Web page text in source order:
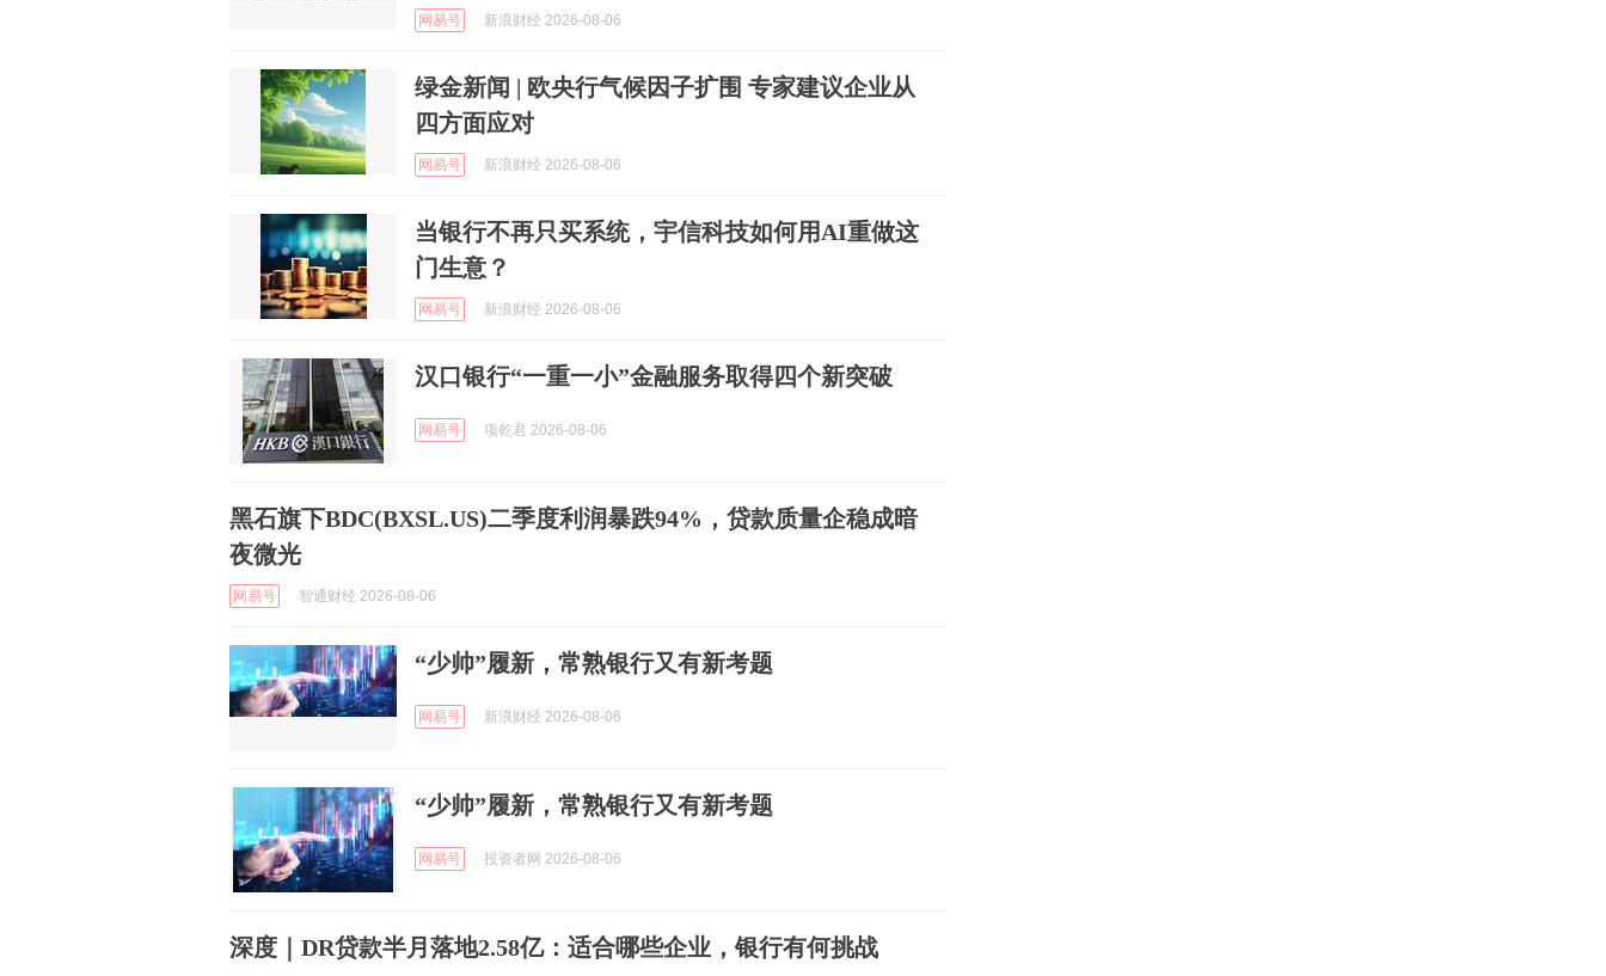
网易号 新浪财经 2026-08-06
绿金新闻 | 欧央行气候因子扩围 专家建议企业从
四方面应对
网易号 新浪财经 2026-08-06
当银行不再只买系统，宇信科技如何用AI重做这
门生意？
网易号 新浪财经 2026-08-06
汉口银行“一重一小”金融服务取得四个新突破
网易号 项乾君 2026-08-06
黑石旗下BDC(BXSL.US)二季度利润暴跌94%，贷款质量企稳成暗
夜微光
网易号 智通财经 2026-08-06
“少帅”履新，常熟银行又有新考题
网易号 新浪财经 2026-08-06
“少帅”履新，常熟银行又有新考题
网易号 投资者网 2026-08-06
深度｜DR贷款半月落地2.58亿：适合哪些企业，银行有何挑战